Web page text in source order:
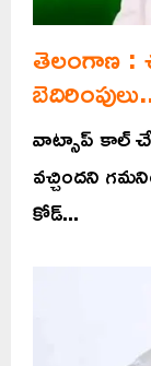
తెలంగాణ :
వాట్సాప్ కాల్
వచ్చిందని
కోడ్...